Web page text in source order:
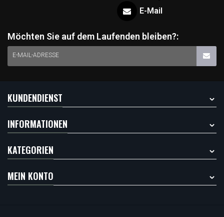
E-Mail
Möchten Sie auf dem Laufenden bleiben?:
E-MAIL-ADRESSE
KUNDENDIENST
INFORMATIONEN
KATEGORIEN
MEIN KONTO